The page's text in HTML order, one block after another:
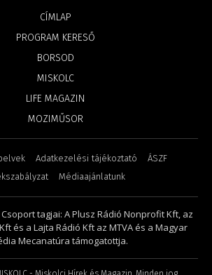
CÍMLAP
PROGRAM KERESŐ
BORSOD
MISKOLC
LIFE MAGAZIN
MOZIMŰSOR
Adatkezelési tájékoztató
ÁSZF
Médiaajánlatunk
tagjai: A Plusz Rádió Nonprofit Kft, az
és a Lajta Rádió Kft az MTVA és a Magyar
Mecanatúra támogatottja.